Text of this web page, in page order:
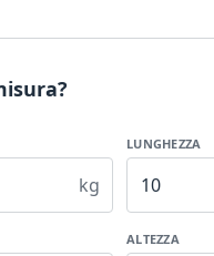
kg
LUNGHEZZA
ALTEZZA